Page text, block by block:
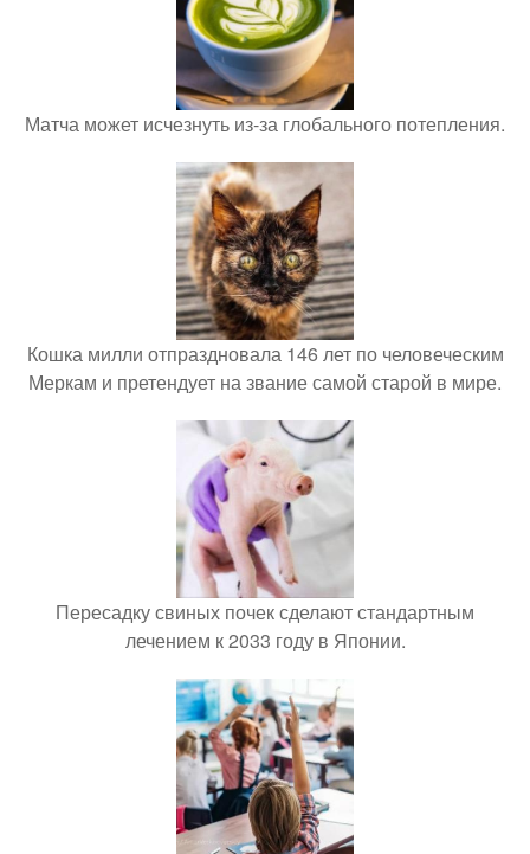
Матча может исчезнуть из-за глобального потепления.
Кошка милли отпраздновала 146 лет по человеческим
Меркам и претендует на звание самой старой в мире.
Пересадку свиных почек сделают стандартным
лечением к 2033 году в Японии.